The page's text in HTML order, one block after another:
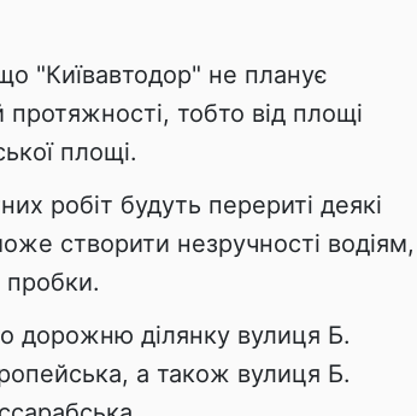
"Київавтодор" не планує
тобто від площі
площі.
робіт будуть перериті деякі
створити незручності водіям,
дорожню ділянку вулиця Б.
а також вулиця Б.